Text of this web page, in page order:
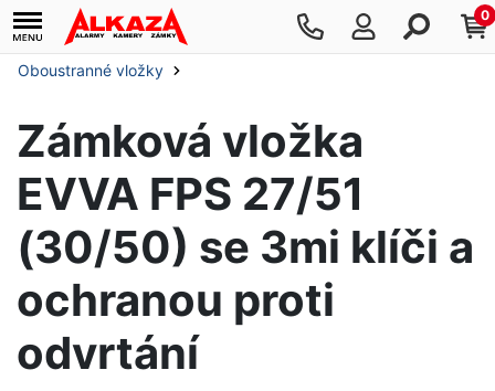
0
Oboustranné vložky
Zámková vložka
EVVA FPS 27/51
(30/50) se 3mi klíči a
ochranou proti
odvrtání